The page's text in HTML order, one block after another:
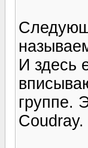
И здесь
группе.
Coudray.